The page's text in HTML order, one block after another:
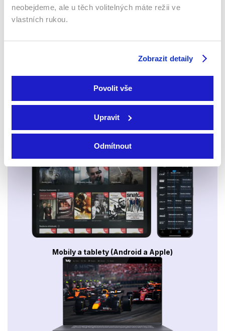
neobejdeme, ale u těch volitelných máte režii ve
vlastních rukou.
Zobrazit detaily
Povolit vše
Upravit
Odmítnout
Sledovat internetovou televizi jde odkudkoliv
po celé EU, a to až na 6 zařízeních.
Smart TV - Android, Google, Samsung, LG, VIDAA
Mobily a tablety (Android a Apple)